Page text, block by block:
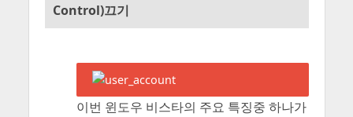
Control)끄기
이번 윈도우 비스타의 주요 특징중 하나가